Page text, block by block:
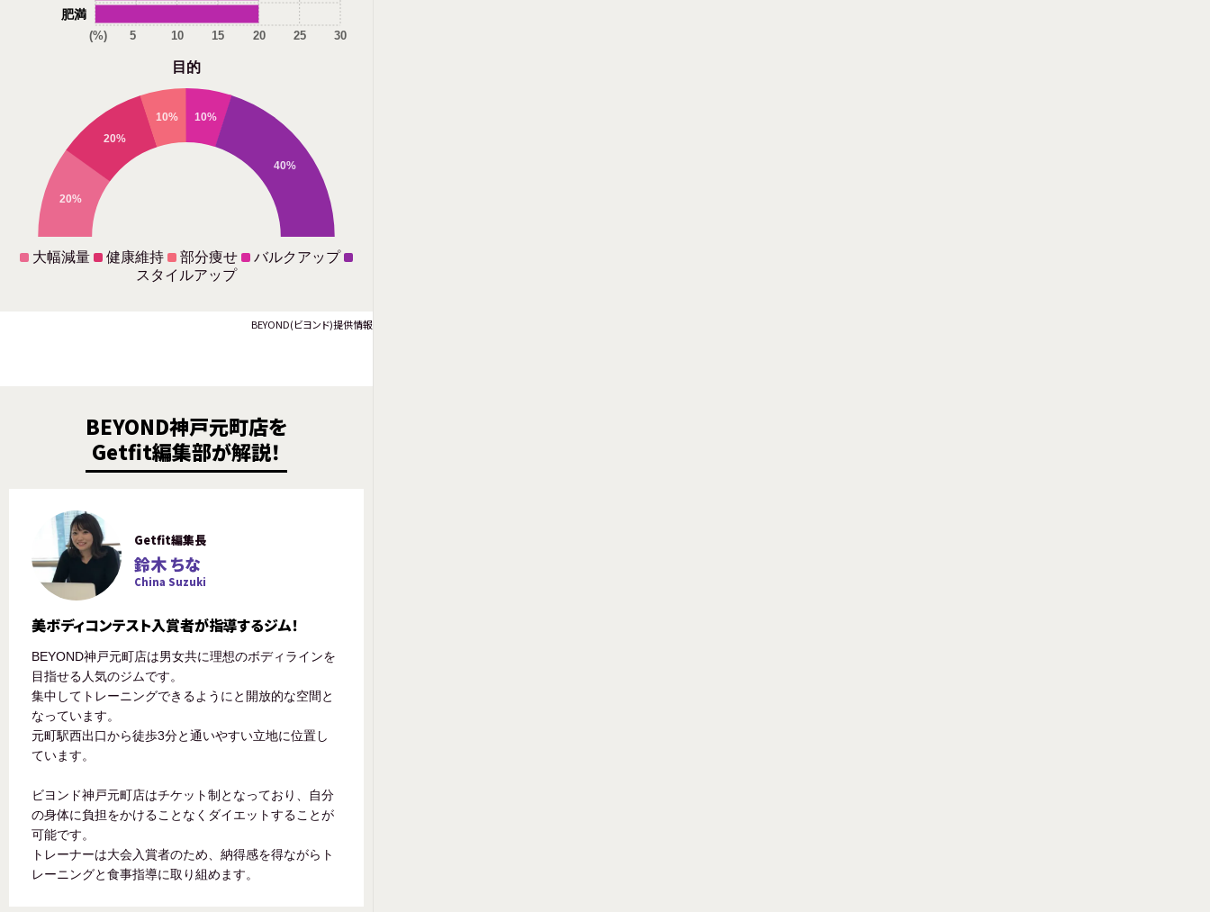
肥満
(%) 5 10 15 20 25 30
目的
20%
20%
10% 10%
40%
大幅減量 健康維持 部分痩せ
バルクアップ
スタイルアップ
BEYOND(ビヨンド)提供情報
BEYOND神戸元町店を
Getfit編集部が解説！
Getfit編集長
鈴木 ちな
China Suzuki
美ボディコンテスト入賞者が指導するジム！
BEYOND神戸元町店は男女共に理想のボディラインを
目指せる人気のジムです。
集中してトレーニングできるようにと開放的な空間と
なっています。
元町駅西出口から徒歩3分と通いやすい立地に位置し
ています。
ビヨンド神戸元町店はチケット制となっており、自分
の身体に負担をかけることなくダイエットすることが
可能です。
トレーナーは大会入賞者のため、納得感を得ながらト
レーニングと食事指導に取り組めます。